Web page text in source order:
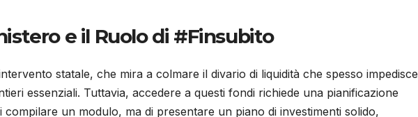
e il Ruolo di #Finsubito
statale, che mira a colmare il divario di liquidità che spesso impedisce
essenziali. Tuttavia, accedere a questi fondi richiede una pianificazione
un modulo, ma di presentare un piano di investimenti solido,